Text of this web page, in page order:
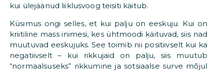
kui ülejäänud liiklusvoog teisiti käitub.
Küsimus ongi selles, et kui palju on eeskuju. Kui on
kriitiline mass inimesi, kes ühtmoodi käituvad, siis nad
muutuvad eeskujuks. See toimib nii positiivselt kui ka
negatiivselt – kui rikkujaid on palju, siis muutub
“normaalsuseks” rikkumine ja sotsiaalse surve mõjul